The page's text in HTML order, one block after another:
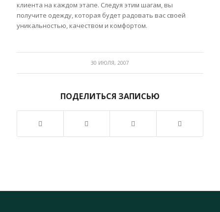
клиента на каждом этапе. Следуя этим шагам, вы
получите одежду, которая будет радовать вас своей
уникальностью, качеством и комфортом.
30 ИЮЛЯ, 2007
ПОДЕЛИТЬСЯ ЗАПИСЬЮ